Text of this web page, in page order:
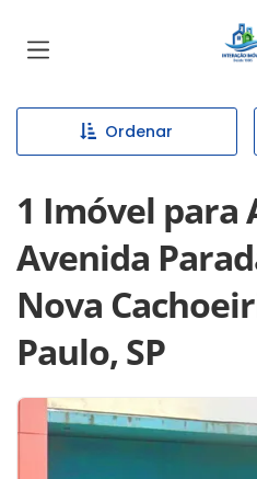
Ordenar
1 Imóvel para
Avenida
Nova
Paulo, SP